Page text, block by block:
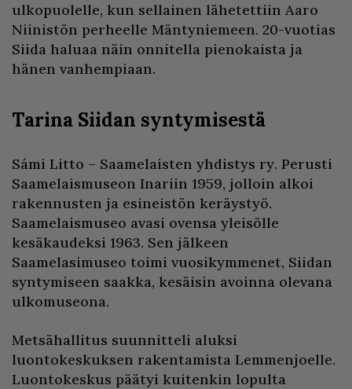
ulkopuolelle, kun sellainen lähetettiin Aaro
Niinistön perheelle Mäntyniemeen. 20-vuotias
Siida haluaa näin onnitella pienokaista ja
hänen vanhempiaan.
Tarina Siidan syntymisestä
Sámi Litto – Saamelaisten yhdistys ry. Perusti
Saamelaismuseon Inariin 1959, jolloin alkoi
rakennusten ja esineistön keräystyö.
Saamelaismuseo avasi ovensa yleisölle
kesäkaudeksi 1963. Sen jälkeen
Saamelasimuseo toimi vuosikymmenet, Siidan
syntymiseen saakka, kesäisin avoinna olevana
ulkomuseona.
Metsähallitus suunnitteli aluksi
luontokeskuksen rakentamista Lemmenjoelle.
Luontokeskus päätyi kuitenkin lopulta